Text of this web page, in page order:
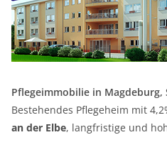
Pflegeimmobilie in Magdeburg,
Bestehendes Pflegeheim mit
an der Elbe, langfristige und